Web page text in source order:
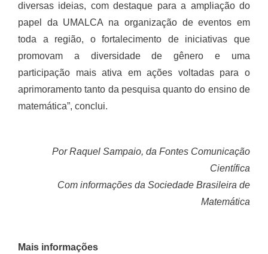
diversas ideias, com destaque para a ampliação do
papel da UMALCA na organização de eventos em
toda a região, o fortalecimento de iniciativas que
promovam a diversidade de gênero e uma
participação mais ativa em ações voltadas para o
aprimoramento tanto da pesquisa quanto do ensino de
matemática”, conclui.
Por Raquel Sampaio, da Fontes Comunicação
Científica
Com informações da Sociedade Brasileira de
Matemática
Mais informações